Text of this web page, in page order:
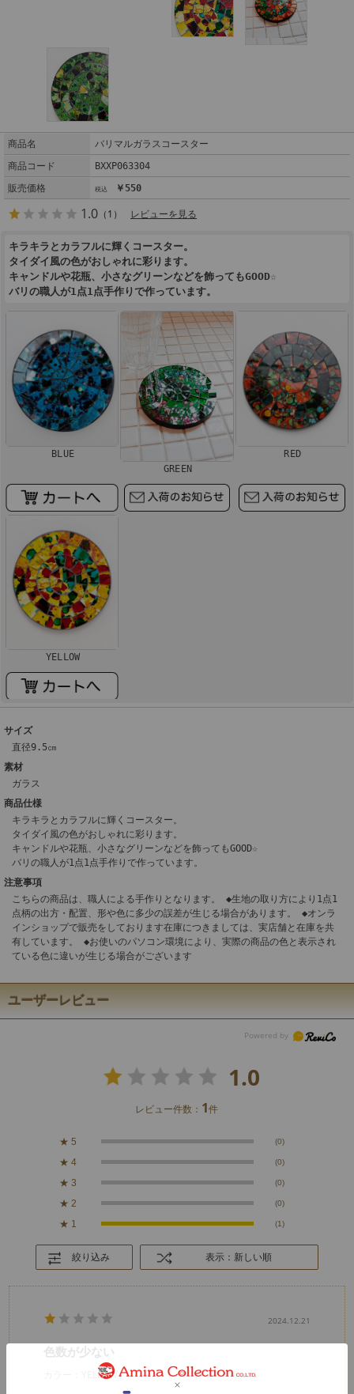
商品名
バリマルガラスコースター
商品コード
BXXP063304
販売価格
￥550
1.0 （1） レビューを見る
キラキラとカラフルに輝くコースター。
タイダイ風の色がおしゃれに彩ります。
キャンドルや花瓶、小さなグリーンなどを飾ってもGOOD☆
バリの職人が1点1点手作りで作っています。
BLUE
GREEN
RED
YELLOW
サイズ
直径9.5㎝
素材
ガラス
商品仕様
キラキラとカラフルに輝くコースター。
タイダイ風の色がおしゃれに彩ります。
キャンドルや花瓶、小さなグリーンなどを飾ってもGOOD☆
バリの職人が1点1点手作りで作っています。
注意事項
こちらの商品は、職人による手作りとなります。 ◆生地の取り方により1点1
点柄の出方・配置、形や色に多少の誤差が生じる場合があります。 ◆オンラ
インショップで販売をしております在庫につきましては、実店舗と在庫を共
有しています。 ◆お使いのパソコン環境により、実際の商品の色と表示され
ている色に違いが生じる場合がございます
ユーザーレビュー
1.0
レビュー件数： 1件
★ 5 (0)
★ 4 (0)
★ 3 (0)
★ 2 (0)
★ 1 (1)
絞り込み 表示：新しい順
2024.12.21
色数が少ない
カラー：YELLOW